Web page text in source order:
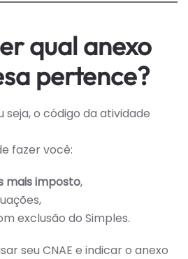
qual anexo
pertence?
seja, o código da atividade
fazer você:
mais imposto,
exclusão do Simples.
seu CNAE e indicar o anexo